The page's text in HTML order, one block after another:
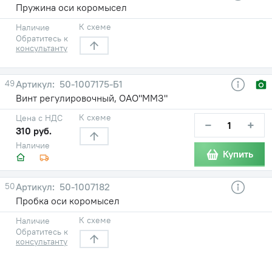
Пружина оси коромысел
Наличие
Обратитесь к
консультанту
К схеме
49
50-1007175-Б1
Винт регулировочный, ОАО"ММЗ"
Наличие
Цена с НДС
310 руб.
К схеме − +
Купить
50
50-1007182
Пробка оси коромысел
Наличие
Обратитесь к
консультанту
К схеме